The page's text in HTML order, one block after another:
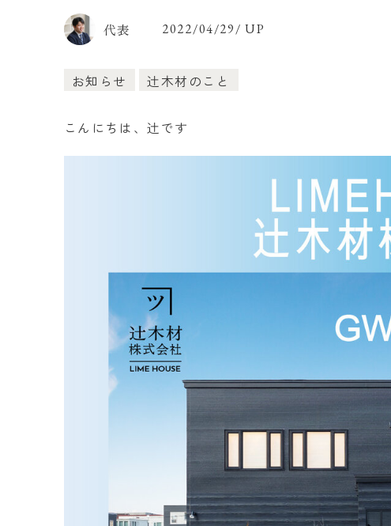
代表 2022/04/29/ UP
お知らせ 辻木材のこと
こんにちは、辻です